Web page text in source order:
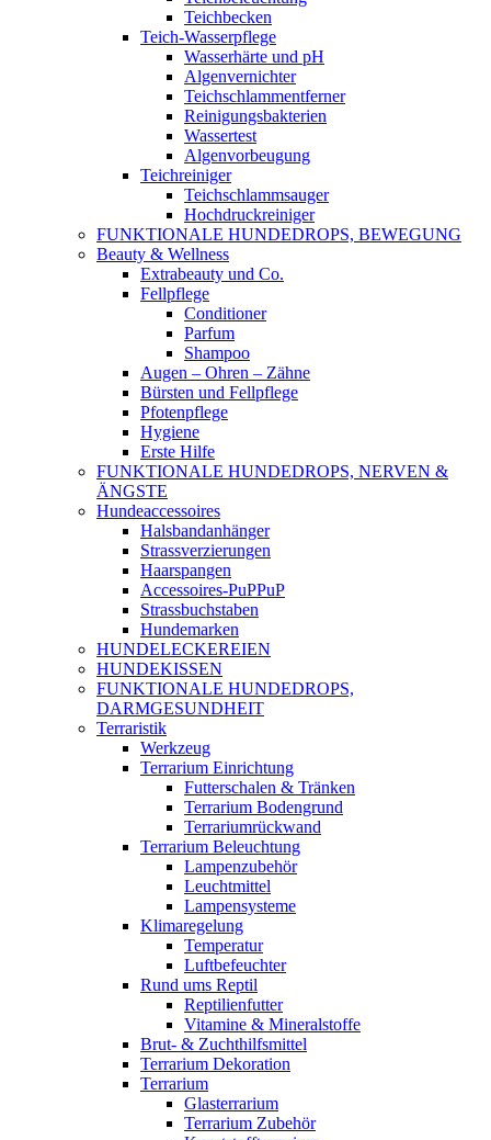
Teichbecken
Teich-Wasserpflege
Wasserhärte und pH
Algenvernichter
Teichschlammentferner
Reinigungsbakterien
Wassertest
Algenvorbeugung
Teichreiniger
Teichschlammsauger
Hochdruckreiniger
FUNKTIONALE HUNDEDROPS, BEWEGUNG
Beauty & Wellness
Extrabeauty und Co.
Fellpflege
Conditioner
Parfum
Shampoo
Augen – Ohren – Zähne
Bürsten und Fellpflege
Pfotenpflege
Hygiene
Erste Hilfe
FUNKTIONALE HUNDEDROPS, NERVEN &
ÄNGSTE
Hundeaccessoires
Halsbandanhänger
Strassverzierungen
Haarspangen
Accessoires-PuPPuP
Strassbuchstaben
Hundemarken
HUNDELECKEREIEN
HUNDEKISSEN
FUNKTIONALE HUNDEDROPS,
DARMGESUNDHEIT
Terraristik
Werkzeug
Terrarium Einrichtung
Futterschalen & Tränken
Terrarium Bodengrund
Terrariumrückwand
Terrarium Beleuchtung
Lampenzubehör
Leuchtmittel
Lampensysteme
Klimaregelung
Temperatur
Luftbefeuchter
Rund ums Reptil
Reptilienfutter
Vitamine & Mineralstoffe
Brut- & Zuchthilfsmittel
Terrarium Dekoration
Terrarium
Glasterrarium
Terrarium Zubehör